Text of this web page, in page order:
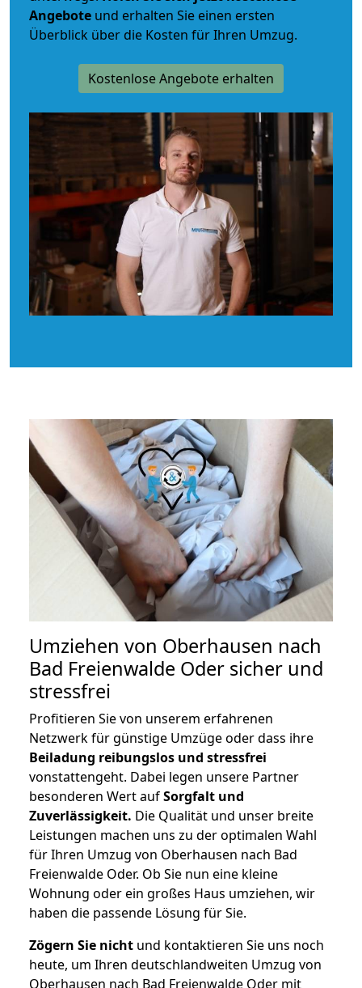
Angebote und erhalten Sie einen ersten
Überblick über die Kosten für Ihren Umzug.
Kostenlose Angebote erhalten
Umziehen von Oberhausen nach
Bad Freienwalde Oder sicher und
stressfrei
Profitieren Sie von unserem erfahrenen
Netzwerk für günstige Umzüge oder dass ihre
Beiladung reibungslos und stressfrei
vonstattengeht. Dabei legen unsere Partner
besonderen Wert aufSorgfalt und
Zuverlässigkeit. Die Qualität und unser breite
Leistungen machen uns zu der optimalen Wahl
für Ihren Umzug von Oberhausen nach Bad
Freienwalde Oder. Ob Sie nun eine kleine
Wohnung oder ein großes Haus umziehen, wir
haben die passende Lösung für Sie.
Zögern Sie nicht und kontaktieren Sie uns noch
heute, um Ihren deutschlandweiten Umzug von
Oberhausen nach Bad Freienwalde Oder mit